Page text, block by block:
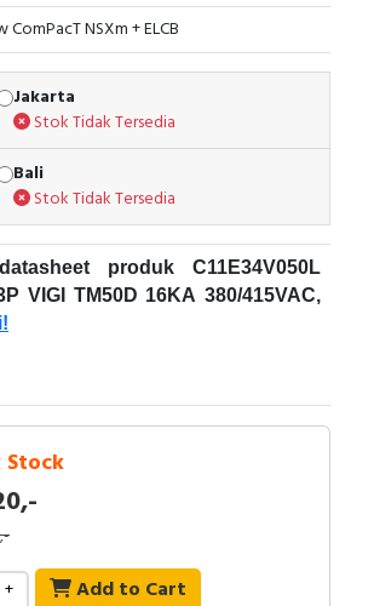
ComPacT NSXm + ELCB
Jakarta
Stok Tidak Tersedia
Bali
Stok Tidak Tersedia
produk C11E34V050L
VIGI TM50D 16KA 380/415VAC,
MCCB + ELCB 3P VIGI TM50D
COMPACT NSXM + ELCB
CONNECTORS SCHNEIDER
ComPacT NSXm generasi baru
sirkuit ComPacT memiliki
+ Add to Cart